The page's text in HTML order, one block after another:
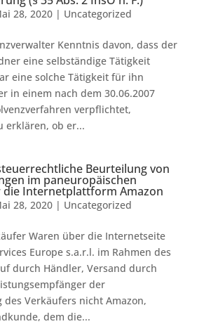
28, 2020| Uncategorized
Kenntnis davon, dass der
eine selbständige Tätigkeit
eine solche Tätigkeit für ihn
in einem nach dem 30.06.2007
verpflichtet,
erklären, ob er...
Beurteilung von
im paneuropäischen
die Internetplattform Amazon
28, 2020| Uncategorized
Waren über die Internetseite
Europe s.a.r.l. im Rahmen des
durch Händler, Versand durch
der
Verkäufers nicht Amazon,
dem die...